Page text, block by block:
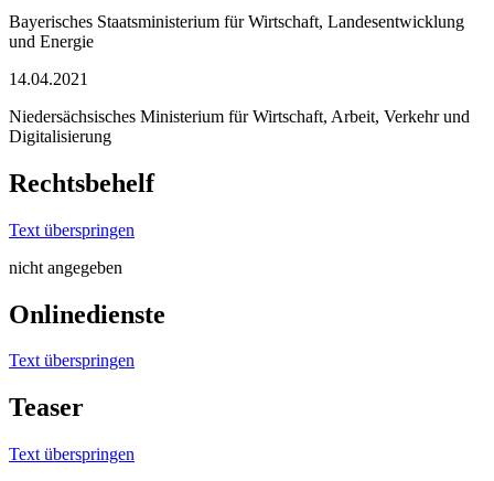
Bayerisches Staatsministerium für Wirtschaft, Landesentwicklung
und Energie
14.04.2021
Niedersächsisches Ministerium für Wirtschaft, Arbeit, Verkehr und
Digitalisierung
Rechtsbehelf
Text überspringen
nicht angegeben
Onlinedienste
Text überspringen
Teaser
Text überspringen